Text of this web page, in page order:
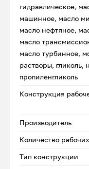
гидравлическое,
машинное, масло
масло нефтяное,
масло
масло турбинное,
растворы, гликоль,
пропиленгликоль
Конструкция
Производитель
Количество
Тип конструкции